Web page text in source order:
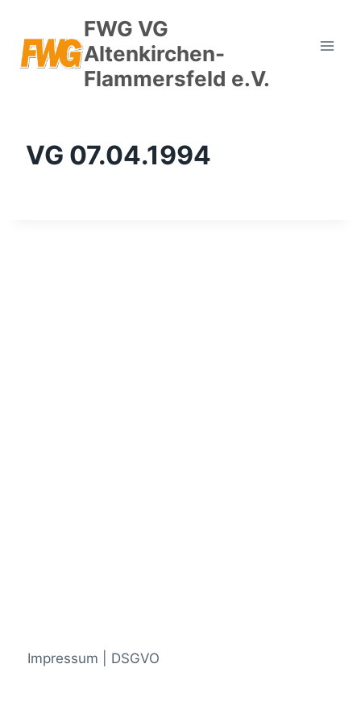
springen
FWG VG
Altenkirchen-
Flammersfeld e.V.
VG 07.04.1994
Impressum | DSGVO